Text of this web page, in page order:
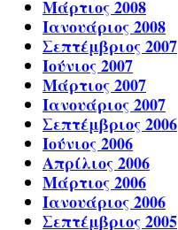
Μάρτιος 2008
Ιανουάριος 2008
Σεπτέμβριος 2007
Ιούνιος 2007
Μάρτιος 2007
Ιανουάριος 2007
Σεπτέμβριος 2006
Ιούνιος 2006
Απρίλιος 2006
Μάρτιος 2006
Ιανουάριος 2006
Σεπτέμβριος 2005